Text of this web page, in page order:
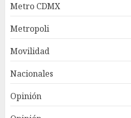
Metro CDMX
Metropoli
Movilidad
Nacionales
Opinión